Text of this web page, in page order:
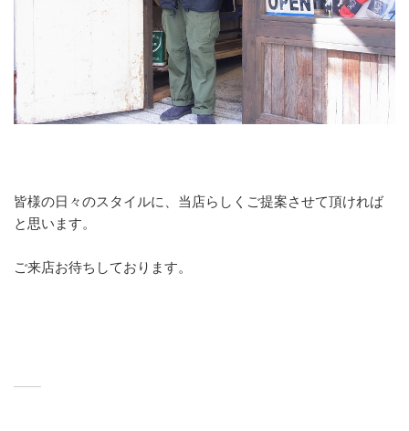
皆様の日々のスタイルに、当店らしくご提案させて頂ければ
と思います。
ご来店お待ちしております。